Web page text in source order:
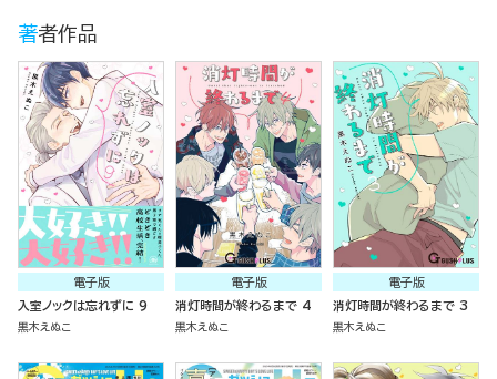
著者作品
電子版
入室ノックは忘れずに 9
黒木えぬこ
電子版
消灯時間が終わるまで 4
黒木えぬこ
電子版
消灯時間が終わるまで 3
黒木えぬこ